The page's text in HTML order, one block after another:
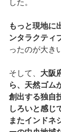
した。
もっと現地に
ンタラクティ
ったのが大き
そして、 大阪
ら、天然ゴム
創出する独自
しろいと感じ
またインドネ